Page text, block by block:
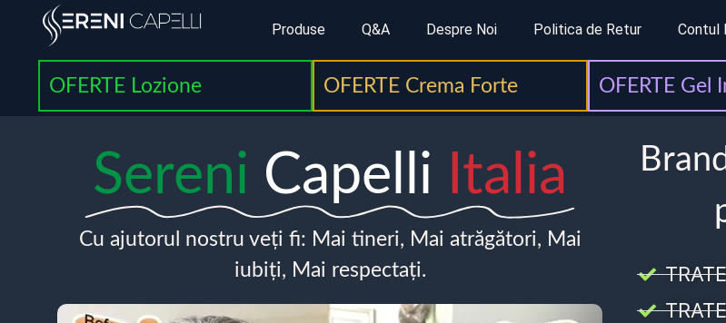
Produse Q&A Despre Noi Politica de Retur Contul
OFERTE Lozione OFERTE Crema Forte OFERTE Gel
Sereni Capelli Italia
Cu ajutorul nostru veți fi: Mai tineri, Mai atrăgători, Mai
iubiți, Mai respectați.